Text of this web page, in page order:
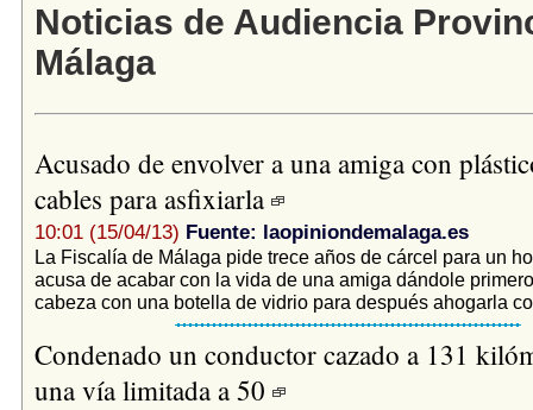
Noticias de Audiencia
Málaga
Acusado de envolver a una amiga con
cables para asfixiarla
10:01 (15/04/13) Fuente: laopiniondemalaga.es
La Fiscalía de Málaga pide trece años de cárcel para un
acusa de acabar con la vida de una amiga dándole
cabeza con una botella de vidrio para después ahogarla
Condenado un conductor cazado a 131
una vía limitada a 50